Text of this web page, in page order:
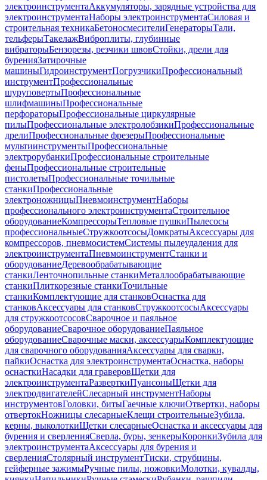
электроинструментаАккумуляторы, зарядные устройства для
электроинструментаНаборы электроинструментаСиловая и
строительная техникаБетоносмесителиГенераторыТали,
тельферыТакелажВиброплиты, глубинные
вибраторыБензорезы, резчики швовСтойки, дрели для
буренияЗатирочные
машиныГидроинструментПогрузчикиПрофессиональный
инструментПрофессиональные
шуруповертыПрофессиональные
шлифмашиныПрофессиональные
перфораторыПрофессиональные циркулярные
пилыПрофессиональные электролобзикиПрофессиональные
дрелиПрофессиональные фрезерыПрофессиональные
мультиинструментыПрофессиональные
электрорубанкиПрофессиональные строительные
феныПрофессиональные строительные
пистолетыПрофессиональные точильные
станкиПрофессиональные
электроножницыПневмоинструментНаборы
профессионального электроинструментаСтроительное
оборудованиеКомпрессорыТепловые пушкиПылесосы
профессиональныеСтружкоотсосыДомкратыАксессуары для
компрессоров, пневмосистемСистемы пылеудаления для
электроинструментаПневмоинструментСтанки и
оборудованиеДеревообрабатывающие
станкиЛенточнопильные станкиМеталлообрабатывающие
станкиПлиткорезные станкиТочильные
станкиКомплектующие для станковОснастка для
станковАксессуары для станковСтружкоотсосыАксессуары
для стружкоотсосовСварочное и паяльное
оборудованиеСварочное оборудованиеПаяльное
оборудованиеСварочные маски, аксессуарыКомплектующие
для сварочного оборудованияАксессуары для сварки,
пайкиОснастка для электроинструментаОснастка, наборы
оснасткиНасадки для граверовЩетки для
электроинструментаРазверткиПуансоныЩетки для
электродвигателейСлесарный инструментНаборы
инструментовГоловки, битыГаечные ключиОтвертки, наборы
отвертокНожницы слесарныеКлещи строительныеЗубила,
керны, выколоткиЩетки слесарныеОснастка и аксессуары для
бурения и сверленияСверла, буры, зенкерыКоронкиЗубила для
электроинструментаАксессуары для бурения и
сверленияСтолярный инструментТиски, струбцины,
гейферные зажимыРучные пилы, ножовкиМолотки, кувалды,